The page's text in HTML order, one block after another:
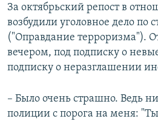
За октябрьский репост в
возбудили уголовное дело по
("Оправдание терроризма").
вечером, под подписку о
подписку о неразглашении
– Было очень страшно. Ведь
полиции с порога на меня: